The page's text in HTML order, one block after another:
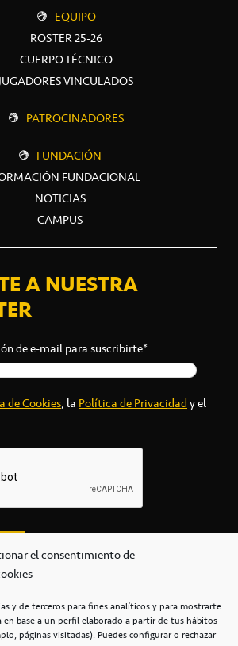
el consentimiento de
y de terceros para fines analíticos y para mostrarte
en base a un perfil elaborado a partir de tus hábitos
páginas visitadas). Puedes configurar o rechazar
EQUIPO
ROSTER 25-26
CUERPO TÉCNICO
VINCULADOS
PATROCINADORES
FUNDACIÓN
FUNDACIONAL
NOTICIAS
CAMPUS
A NUESTRA
de e-mail para suscribirte*
de Cookies, laPolítica de Privacidady el
secretaria@cbcanarias.es